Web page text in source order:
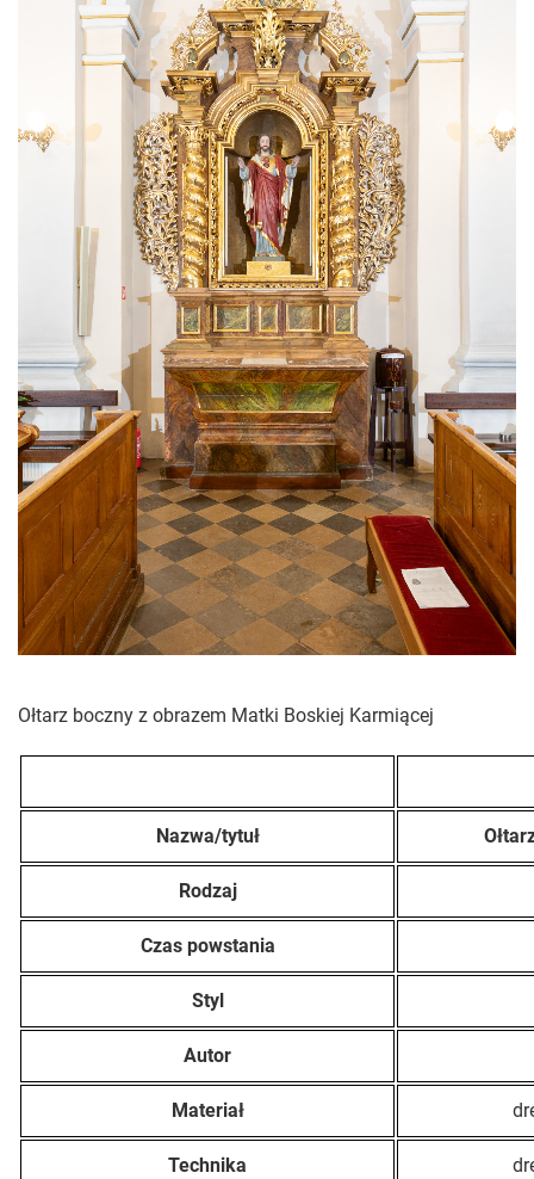
Ołtarz boczny z obrazem Matki Boskiej Karmiącej
Nazwa/tytuł
Rodzaj
Czas powstania
Styl
Autor
Materiał
Technika